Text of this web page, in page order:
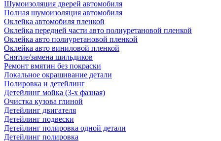
Шумоизоляция дверей автомобиля
Полная шумоизоляция автомобиля
Оклейка автомобиля пленкой
Оклейка передней части авто полиуретановой пленкой
Оклейка авто полиуретановой пленкой
Оклейка авто виниловой пленкой
Снятие/замена шильдиков
Ремонт вмятин без покраски
Локальное окрашивание детали
Полировка и детейлинг
Детейлинг мойка (3-х фазная)
Очистка кузова глиной
Детейлинг двигателя
Детейлинг подвески
Детейлинг полировка одной детали
Детейлинг полировка